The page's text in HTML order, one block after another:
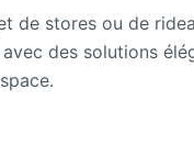
de stores ou de
des solutions